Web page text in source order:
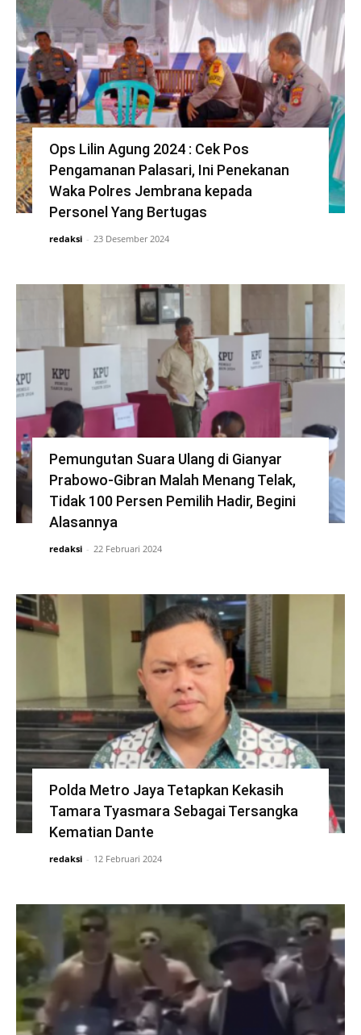
Ops Lilin Agung 2024 : Cek Pos
Pengamanan Palasari, Ini Penekanan
Waka Polres Jembrana kepada
Personel Yang Bertugas
redaksi - 23 Desember 2024
Pemungutan Suara Ulang di Gianyar
Prabowo-Gibran Malah Menang Telak,
Tidak 100 Persen Pemilih Hadir, Begini
Alasannya
redaksi - 22 Februari 2024
Polda Metro Jaya Tetapkan Kekasih
Tamara Tyasmara Sebagai Tersangka
Kematian Dante
redaksi - 12 Februari 2024